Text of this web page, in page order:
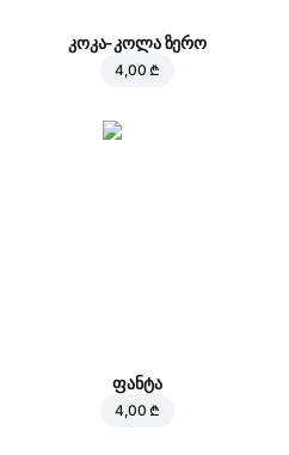
კოკა-კოლა ზერო
4,00 ₾
ფანტა
4,00 ₾